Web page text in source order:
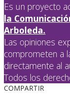
Es un proyecto
la
Arboleda.
Las opiniones
comprometen a
directamente al
Todos los
COMPARTIR